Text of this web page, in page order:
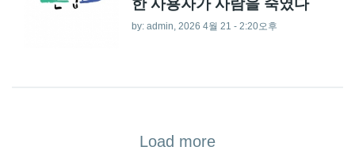
by: admin , 2026 4월 21 - 2:20오후
Load more